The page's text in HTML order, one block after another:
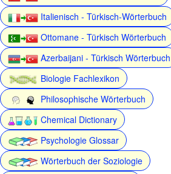
Italienisch - Türkisch-Wörterbuch
Ottomane - Türkisch Wörterbuch
Azerbaijani - Türkisch Wörterbuch
Biologie Fachlexikon
Philosophische Wörterbuch
Chemical Dictionary
Psychologie Glossar
Wörterbuch der Soziologie